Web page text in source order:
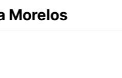
Morelos